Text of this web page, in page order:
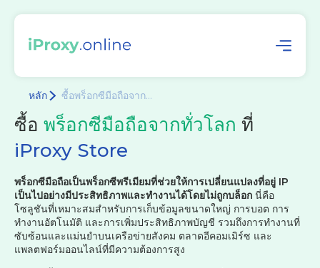
หลัก ซื้อพร็อกซีมือถือจาก...
ซื้อ พร็อกซีมือถือจากทั่วโลก ที่
iProxy Store
พร็อกซีมือถือเป็นพร็อกซีพรีเมียมที่ช่วยให้การเปลี่ยนแปลงที่อยู่ IP
เป็นไปอย่างมีประสิทธิภาพและทำงานได้โดยไม่ถูกบล็อก นี่คือ
โซลูชันที่เหมาะสมสำหรับการเก็บข้อมูลขนาดใหญ่ การบอต การ
ทำงานอัตโนมัติ และการเพิ่มประสิทธิภาพบัญชี รวมถึงการทำงานที่
ซับซ้อนและแม่นยำบนเครือข่ายสังคม ตลาดอีคอมเมิร์ซ และ
แพลตฟอร์มออนไลน์ที่มีความต้องการสูง